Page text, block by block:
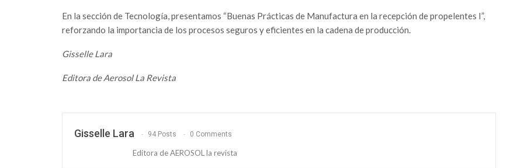
En la sección de Tecnología, presentamos “Buenas Prácticas de Manufactura en la recepción de propelentes I”,
reforzando la importancia de los procesos seguros y eficientes en la cadena de producción.
Gisselle Lara
Editora de Aerosol La Revista
Gisselle Lara 94 Posts 0 Comments
Editora de AEROSOL la revista